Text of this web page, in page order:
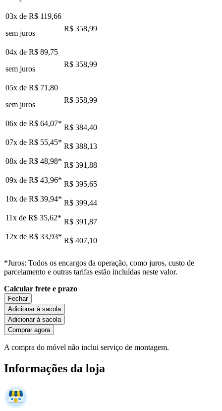
03x de R$ 119,66
sem juros
R$ 358,99
04x de R$ 89,75
sem juros
R$ 358,99
05x de R$ 71,80
sem juros
R$ 358,99
06x de R$ 64,07* R$ 384,40
07x de R$ 55,45* R$ 388,13
08x de R$ 48,98* R$ 391,88
09x de R$ 43,96* R$ 395,65
10x de R$ 39,94* R$ 399,44
11x de R$ 35,62* R$ 391,87
12x de R$ 33,93* R$ 407,10
*Juros: Todos os encargos da operação, como juros, custo de
parcelamento e outras tarifas estão incluídas neste valor.
Calcular frete e prazo
Fechar
Adicionar à sacola
Adicionar à sacola
Comprar agora
A compra do móvel não inclui serviço de montagem.
Informações da loja